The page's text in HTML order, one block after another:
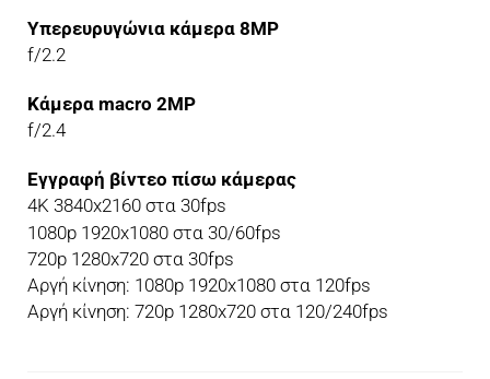
Υπερευρυγώνια κάμερα 8MP
f/2.2
Κάμερα macro 2MP
f/2.4
Εγγραφή βίντεο πίσω κάμερας
4K 3840x2160 στα 30fps
1080p 1920x1080 στα 30/60fps
720p 1280x720 στα 30fps
Αργή κίνηση: 1080p 1920x1080 στα 120fps
Αργή κίνηση: 720p 1280x720 στα 120/240fps